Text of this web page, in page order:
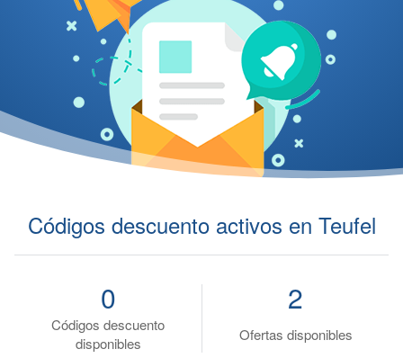
Códigos descuento activos en Teufel
Códigos descuento
disponibles
0
Ofertas disponibles
2